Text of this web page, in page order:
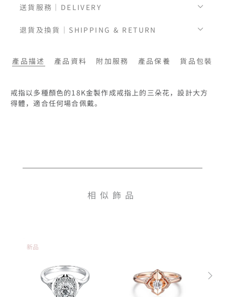
送貨服務｜DELIVERY
退貨及換貨｜SHIPPING & RETURN
產品描述 產品資料 附加服務 產品保養 貨品包裝
戒指以多種顏色的18K金製作成戒指上的三朵花，設計大方
得體，適合任何場合佩戴。
相似飾品
新品